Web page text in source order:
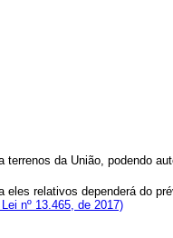
da União, podendo
relativos dependerá do
nº 13.465, de 2017)